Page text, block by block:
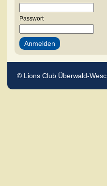
Passwort
© Lions Club Überwald-